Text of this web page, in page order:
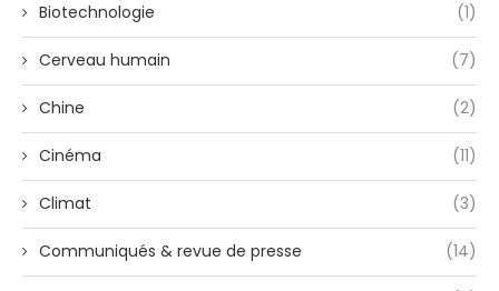
Biotechnologie (1)
Cerveau humain (7)
Chine (2)
Cinéma (11)
Climat (3)
Communiqués & revue de presse (14)